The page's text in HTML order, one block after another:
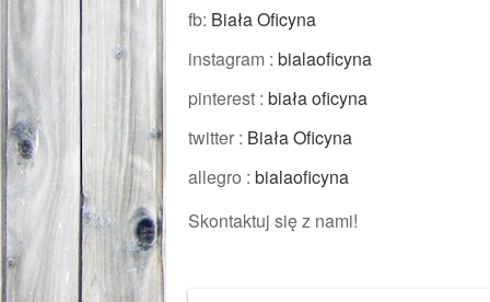
fb: Biała Oficyna
instagram : bialaoficyna
pinterest : biała oficyna
twitter : Biała Oficyna
allegro : bialaoficyna
Skontaktuj się z nami!